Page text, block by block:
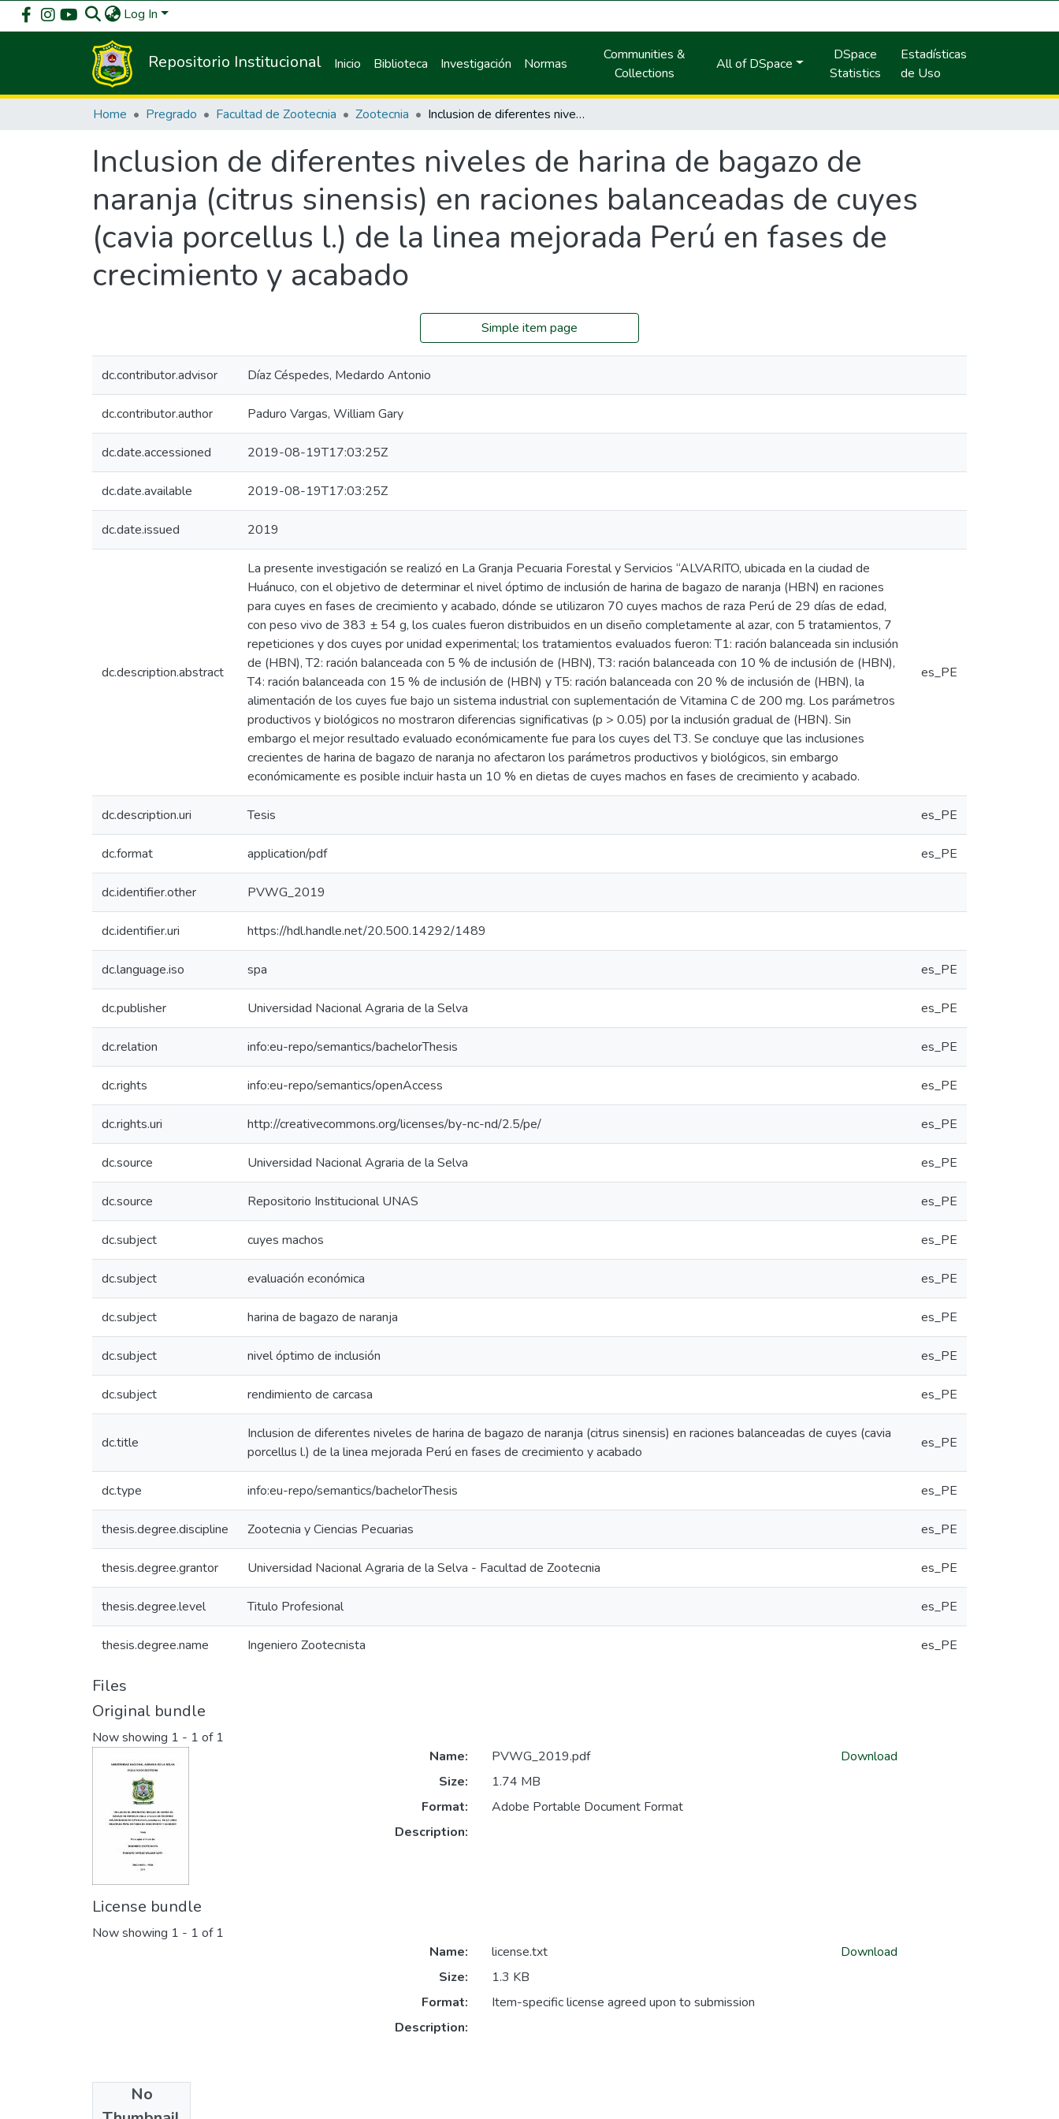
Log In
Repositorio Institucional Inicio Biblioteca Investigación Normas
Communities &
Collections
All of DSpace
DSpace
Statistics
Estadísticas
de Uso
Home Pregrado Facultad de Zootecnia Zootecnia Inclusion de diferentes niveles de harina de bagazo de naranja (citrus sinensis) en raciones balanceadas de cuyes (cavia porcellus l.) de la linea mejorada Perú en fases de crecimiento y acabado
Inclusion de diferentes niveles de harina de bagazo de
naranja (citrus sinensis) en raciones balanceadas de cuyes
(cavia porcellus l.) de la linea mejorada Perú en fases de
crecimiento y acabado
Simple item page
dc.contributor.advisor Díaz Céspedes, Medardo Antonio
dc.contributor.author Paduro Vargas, William Gary
dc.date.accessioned 2019-08-19T17:03:25Z
dc.date.available 2019-08-19T17:03:25Z
dc.date.issued 2019
dc.description.abstract
La presente investigación se realizó en La Granja Pecuaria Forestal y Servicios “ALVARITO, ubicada en la ciudad de
Huánuco, con el objetivo de determinar el nivel óptimo de inclusión de harina de bagazo de naranja (HBN) en raciones
para cuyes en fases de crecimiento y acabado, dónde se utilizaron 70 cuyes machos de raza Perú de 29 días de edad,
con peso vivo de 383 ± 54 g, los cuales fueron distribuidos en un diseño completamente al azar, con 5 tratamientos, 7
repeticiones y dos cuyes por unidad experimental; los tratamientos evaluados fueron: T1: ración balanceada sin inclusión
de (HBN), T2: ración balanceada con 5 % de inclusión de (HBN), T3: ración balanceada con 10 % de inclusión de (HBN),
T4: ración balanceada con 15 % de inclusión de (HBN) y T5: ración balanceada con 20 % de inclusión de (HBN), la
alimentación de los cuyes fue bajo un sistema industrial con suplementación de Vitamina C de 200 mg. Los parámetros
productivos y biológicos no mostraron diferencias significativas (p > 0.05) por la inclusión gradual de (HBN). Sin
embargo el mejor resultado evaluado económicamente fue para los cuyes del T3. Se concluye que las inclusiones
crecientes de harina de bagazo de naranja no afectaron los parámetros productivos y biológicos, sin embargo
económicamente es posible incluir hasta un 10 % en dietas de cuyes machos en fases de crecimiento y acabado.
es_PE
dc.description.uri Tesis es_PE
dc.format application/pdf es_PE
dc.identifier.other PVWG_2019
dc.identifier.uri https://hdl.handle.net/20.500.14292/1489
dc.language.iso spa es_PE
dc.publisher Universidad Nacional Agraria de la Selva es_PE
dc.relation info:eu-repo/semantics/bachelorThesis es_PE
dc.rights info:eu-repo/semantics/openAccess es_PE
dc.rights.uri http://creativecommons.org/licenses/by-nc-nd/2.5/pe/ es_PE
dc.source Universidad Nacional Agraria de la Selva es_PE
dc.source Repositorio Institucional UNAS es_PE
dc.subject cuyes machos es_PE
dc.subject evaluación económica es_PE
dc.subject harina de bagazo de naranja es_PE
dc.subject nivel óptimo de inclusión es_PE
dc.subject rendimiento de carcasa es_PE
dc.title
Inclusion de diferentes niveles de harina de bagazo de naranja (citrus sinensis) en raciones balanceadas de cuyes (cavia
porcellus l.) de la linea mejorada Perú en fases de crecimiento y acabado
es_PE
dc.type info:eu-repo/semantics/bachelorThesis es_PE
thesis.degree.discipline Zootecnia y Ciencias Pecuarias es_PE
thesis.degree.grantor Universidad Nacional Agraria de la Selva - Facultad de Zootecnia es_PE
thesis.degree.level Titulo Profesional es_PE
thesis.degree.name Ingeniero Zootecnista es_PE
Files
Original bundle
Now showing 1 - 1 of 1
Name:
PVWG_2019.pdf
Size:
1.74 MB
Format:
Adobe Portable Document Format
Description:
Download
License bundle
Now showing 1 - 1 of 1
No
Name:
license.txt
Size:
1.3 KB
Format:
Item-specific license agreed upon to submission
Description:
Download
Collections